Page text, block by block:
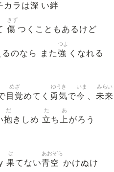
カラは深 い絆
傷
きず
つくこともあるけど
るのなら また強
つよ
くなれる
目覚
めざ
めてく 勇気
ゆうき
で今
いま
、 未来
みらい
抱
だ
きしめ 立
た
ち上
あ
がろう
果
は
てない青空
あおぞら
かけぬけ